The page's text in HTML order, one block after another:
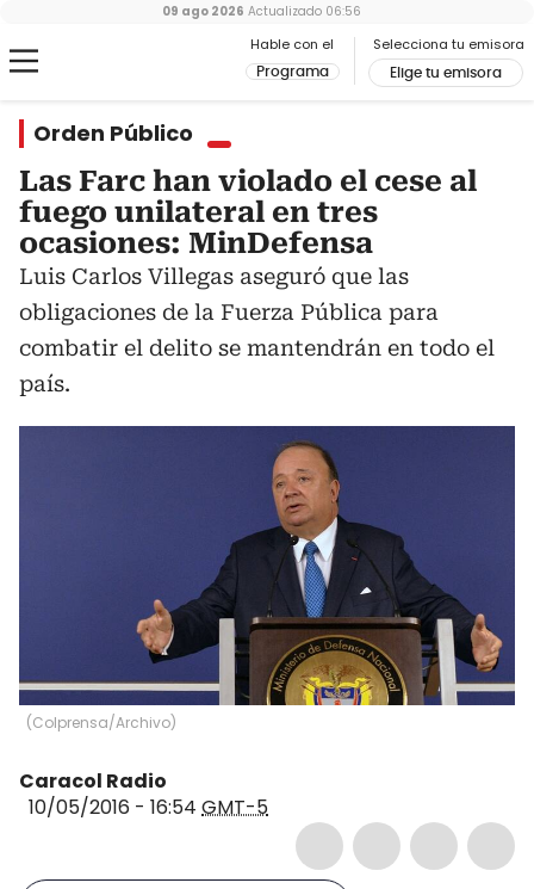
Hable con el
Programa
Selecciona tu emisora
Elige tu emisora
09 ago 2026 Actualizado 06:56
Orden Público
Las Farc han violado el cese al
fuego unilateral en tres
ocasiones: MinDefensa
Luis Carlos Villegas aseguró que las
obligaciones de la Fuerza Pública para
combatir el delito se mantendrán en todo el
país.
(Colprensa/Archivo)
Caracol Radio
10/05/2016 - 16:54 GMT-5